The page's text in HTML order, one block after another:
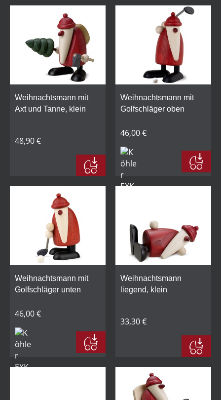
Weihnachtsmann mit
Axt und Tanne, klein
48,90 €
Weihnachtsmann mit
Golfschläger oben
46,00 €
Weihnachtsmann mit
Golfschläger unten
46,00 €
Weihnachtsmann
liegend, klein
33,30 €